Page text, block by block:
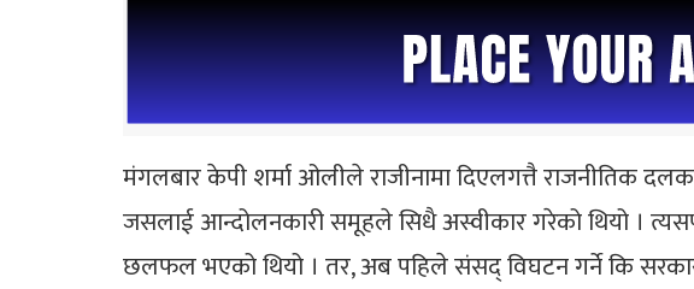
मंगलबार केपी शर्मा ओलीले राजीनामा दिएलगत्तै राजनीतिक
जसलाई आन्दोलनकारी समूहले सिधै अस्वीकार गरेको थियो ।
छलफल भएको थियो । तर, अब पहिले संसद् विघटन गर्ने कि